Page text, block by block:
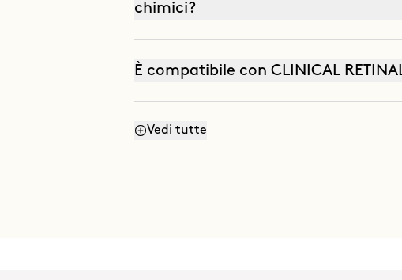
chimici?
È compatibile con CLINICAL
Posso usarlo con THE ABSOLUTE
Vedi tutte